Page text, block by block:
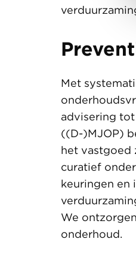
Met
advisering
((D-)MJOP)
het vastgoed
curatief
keuringen en
We
onderhoud.